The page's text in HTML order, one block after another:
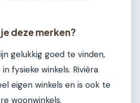
deze merken?
gelukkig goed te vinden,
fysieke winkels. Rivièra
eigen winkels en is ook te
woonwinkels.